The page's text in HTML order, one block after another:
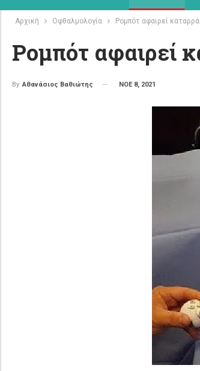
Αρχική Οφθαλμολογία Ρομπότ αφαιρεί
Ρομπότ αφαιρεί
By Αθανάσιος Βαθιώτης ΝΟΕ 8, 2021